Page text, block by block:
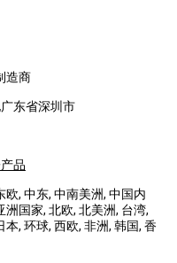
造商
东省深圳市
品
欧, 中东, 中南美洲, 中国内
洲国家, 北欧, 北美洲, 台湾,
本, 环球, 西欧, 非洲, 韩国, 香